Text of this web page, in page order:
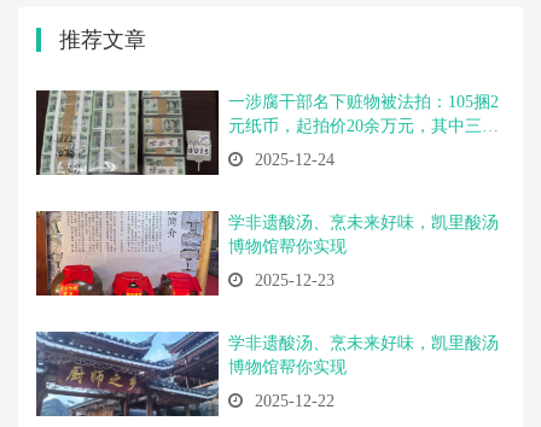
推荐文章
一涉腐干部名下赃物被法拍：105捆2
元纸币，起拍价20余万元，其中三捆
内有纸条标注“绿幽灵”
2025-12-24
学非遗酸汤、烹未来好味，凯里酸汤
博物馆帮你实现
2025-12-23
学非遗酸汤、烹未来好味，凯里酸汤
博物馆帮你实现
2025-12-22